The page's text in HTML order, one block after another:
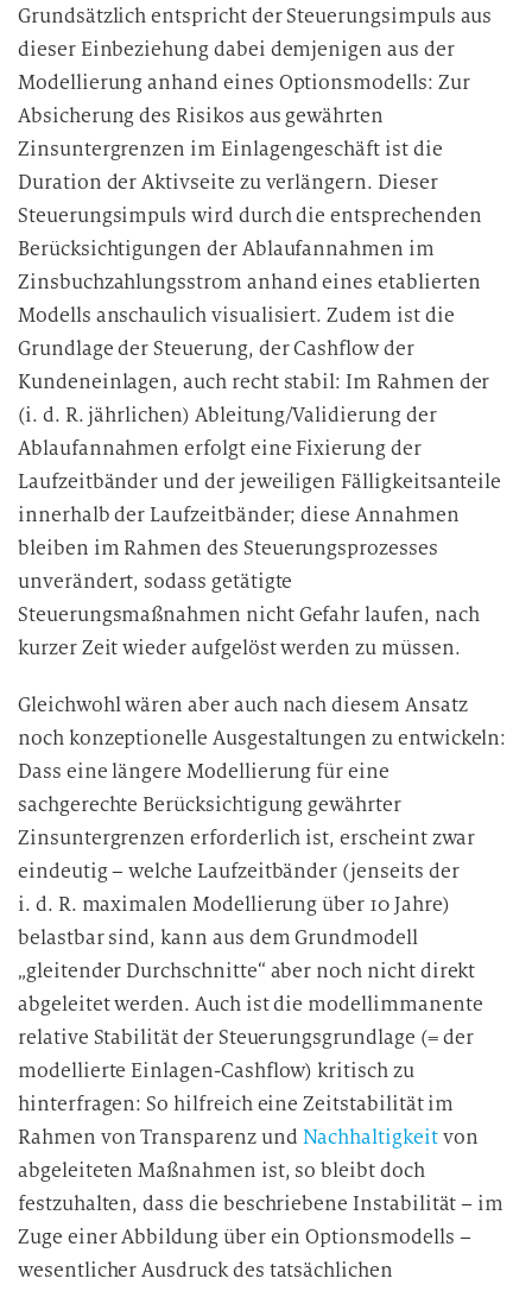
Grundsätzlich entspricht der Steuerungsimpuls aus
dieser Einbeziehung dabei demjenigen aus der
Modellierung anhand eines Optionsmodells: Zur
Absicherung des Risikos aus gewährten
Zinsuntergrenzen im Einlagengeschäft ist die
Duration der Aktivseite zu verlängern. Dieser
Steuerungsimpuls wird durch die entsprechenden
Berücksichtigungen der Ablaufannahmen im
Zinsbuchzahlungsstrom anhand eines etablierten
Modells anschaulich visualisiert. Zudem ist die
Grundlage der Steuerung, der Cashflow der
Kundeneinlagen, auch recht stabil: Im Rahmen der
(i. d. R. jährlichen) Ableitung/Validierung der
Ablaufannahmen erfolgt eine Fixierung der
Laufzeitbänder und der jeweiligen Fälligkeitsanteile
innerhalb der Laufzeitbänder; diese Annahmen
bleiben im Rahmen des Steuerungsprozesses
unverändert, sodass getätigte
Steuerungsmaßnahmen nicht Gefahr laufen, nach
kurzer Zeit wieder aufgelöst werden zu müssen.
Gleichwohl wären aber auch nach diesem Ansatz
noch konzeptionelle Ausgestaltungen zu entwickeln:
Dass eine längere Modellierung für eine
sachgerechte Berücksichtigung gewährter
Zinsuntergrenzen erforderlich ist, erscheint zwar
eindeutig – welche Laufzeitbänder (jenseits der
i. d. R. maximalen Modellierung über 10 Jahre)
belastbar sind, kann aus dem Grundmodell
„gleitender Durchschnitte“ aber noch nicht direkt
abgeleitet werden. Auch ist die modellimmanente
relative Stabilität der Steuerungsgrundlage (= der
modellierte Einlagen-Cashflow) kritisch zu
hinterfragen: So hilfreich eine Zeitstabilität im
Rahmen von Transparenz und Nachhaltigkeitvon
abgeleiteten Maßnahmen ist, so bleibt doch
festzuhalten, dass die beschriebene Instabilität – im
Zuge einer Abbildung über ein Optionsmodells –
wesentlicher Ausdruck des tatsächlichen